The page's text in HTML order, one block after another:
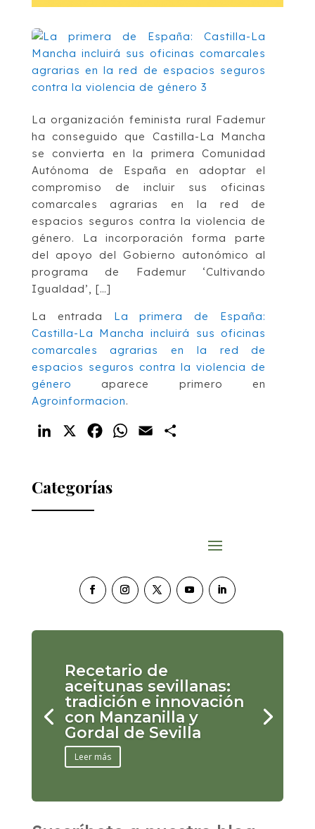
La organización feminista rural Fademur
ha conseguido que Castilla-La Mancha
se convierta en la primera Comunidad
Autónoma de España en adoptar el
compromiso de incluir sus oficinas
comarcales agrarias en la red de
espacios seguros contra la violencia de
género. La incorporación forma parte
del apoyo del Gobierno autonómico al
programa de Fademur ‘Cultivando
Igualdad’, […]
La entrada La primera de España:
Castilla-La Mancha incluirá sus oficinas
comarcales agrarias en la red de
espacios seguros contra la violencia de
género aparece primero en
Agroinformacion.
LinkedIn FacebookWhatsApp
Email
Categorías
Recetario de
aceitunas sevillanas:
tradición e innovación
con Manzanilla y
Gordal de Sevilla
Leer más